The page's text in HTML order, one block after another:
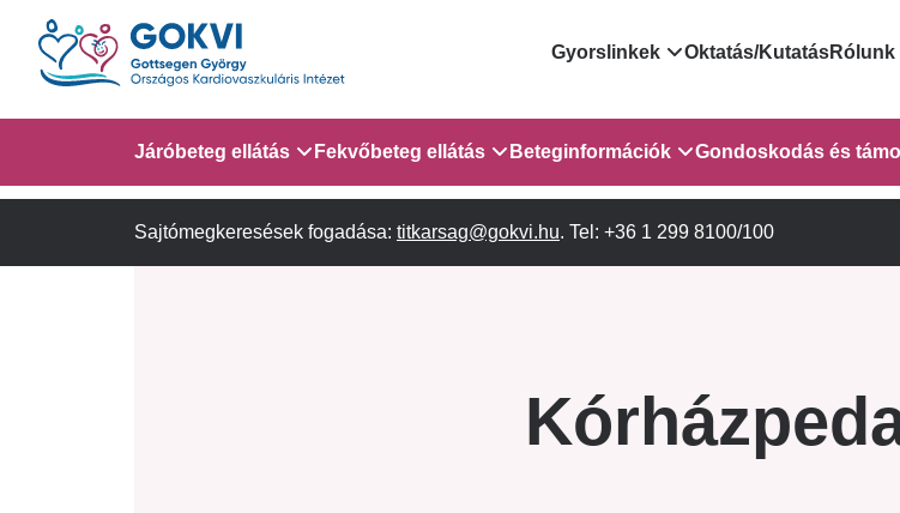
Ugrás
tartalomra
for
Gyorslinkek
Országos Online Várólista
EESZT - Egészségablak
Egységes alapellátási ügyeleti
rendszer
Oktatás/KutatásRólunk
Domain
menu
Járóbeteg ellátás
Járóbeteg Információk
Fekvőbeteg ellátás
Gyermek Szív- és Érsebészet
Szívsebészeti Osztály 1-2. em.
Beteginformációk
Orvosaink
Egészségügyi dokumentáció
kikérő lap
Gondoskodás és
Gyermekeknek és
Kórházpedagógia
Sajtómegkeresések fogadása: titkarsag@gokvi.hu. Tel: +36 1 299 8100/100